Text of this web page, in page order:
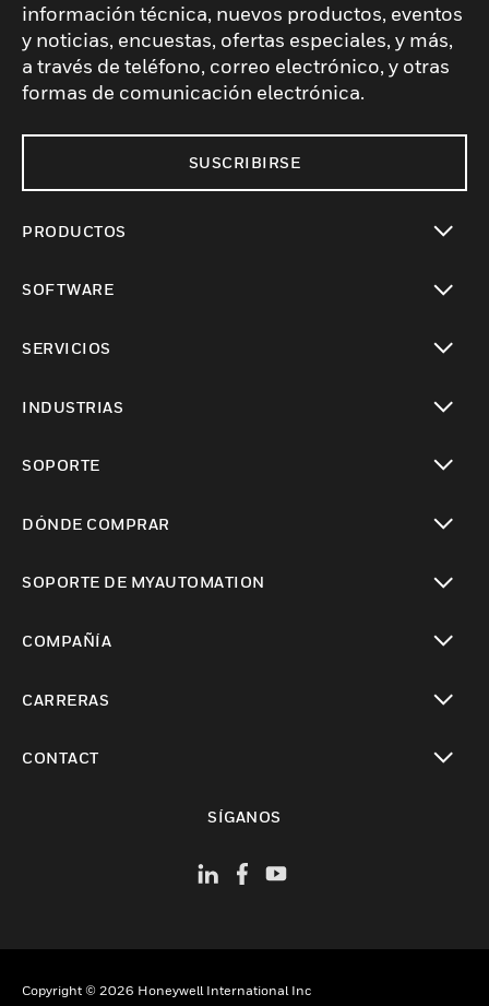
información técnica, nuevos productos, eventos
y noticias, encuestas, ofertas especiales, y más,
a través de teléfono, correo electrónico, y otras
formas de comunicación electrónica.
SUSCRIBIRSE
PRODUCTOS
SOFTWARE
SERVICIOS
INDUSTRIAS
SOPORTE
DÓNDE COMPRAR
SOPORTE DE MYAUTOMATION
COMPAÑÍA
CARRERAS
CONTACT
SÍGANOS
Copyright © 2026 Honeywell International Inc